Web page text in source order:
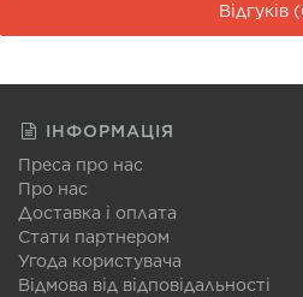
Відгуків
ІНФОРМАЦІЯ
Преса про нас
Про нас
Доставка і оплата
Стати партнером
Угода користувача
Відмова від відповідальності